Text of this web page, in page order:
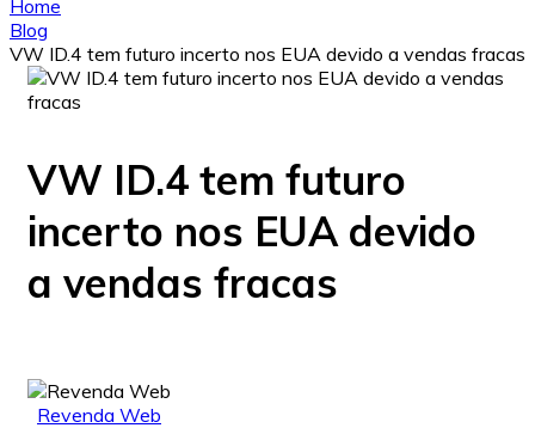
Home
Blog
VW ID.4 tem futuro incerto nos EUA devido a vendas fracas
VW ID.4 tem futuro
incerto nos EUA devido
a vendas fracas
Revenda Web